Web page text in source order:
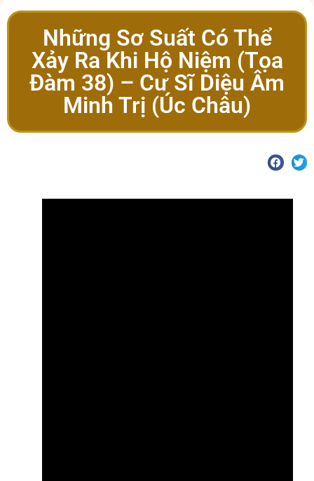
Những Sơ Suất Có Thể
Xảy Ra Khi Hộ Niệm (Tọa
Đàm 38) – Cư Sĩ Diệu Âm
Minh Trị (Úc Châu)